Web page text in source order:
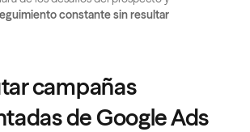
constante sin resultar
campañas
de Google Ads